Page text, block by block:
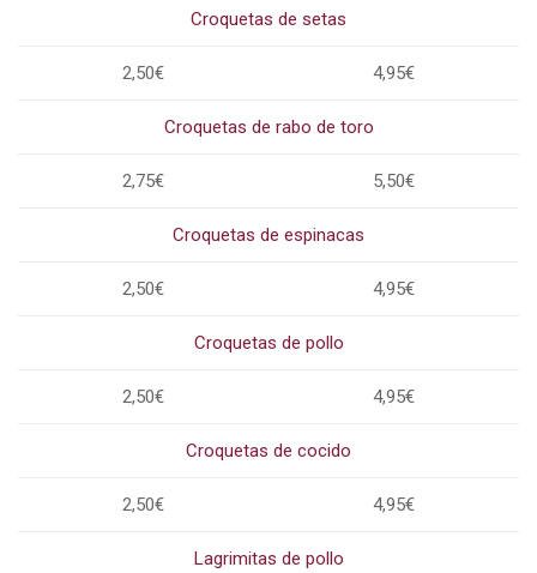
Croquetas de setas
2,50€ 4,95€
Croquetas de rabo de toro
2,75€ 5,50€
Croquetas de espinacas
2,50€ 4,95€
Croquetas de pollo
2,50€ 4,95€
Croquetas de cocido
2,50€ 4,95€
Lagrimitas de pollo